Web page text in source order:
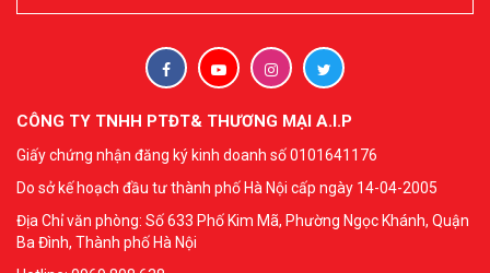
CÔNG TY TNHH PTĐT& THƯƠNG MẠI A.I.P
Giấy chứng nhận đăng ký kinh doanh số 0101641176
Do sở kế hoạch đầu tư thành phố Hà Nội cấp ngày 14-04-2005
Địa Chỉ văn phòng: Số 633 Phố Kim Mã, Phường Ngọc Khánh, Quận
Ba Đình, Thành phố Hà Nội